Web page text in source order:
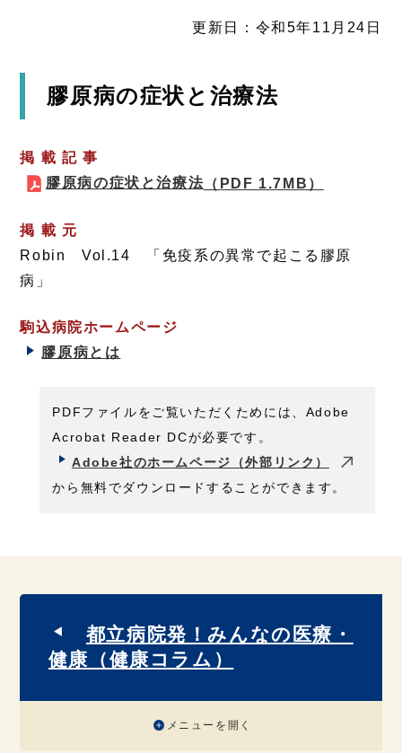
更新日：令和5年11月24日
膠原病の症状と治療法
掲 載 記 事
膠原病の症状と治療法 （PDF 1.7MB）
掲 載 元
Robin Vol.14 「免疫系の異常で起こる膠原
病」
駒込病院ホームページ
膠原病とは
PDFファイルをご覧いただくためには、Adobe
Acrobat Reader DCが必要です。
Adobe社のホームページ（外部リンク）
から無料でダウンロードすることができます。
都立病院発！みんなの医療・
健康（健康コラム）
メニューを開く